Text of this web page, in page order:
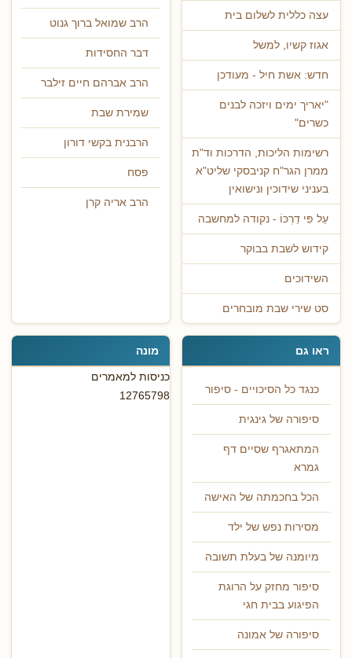
עצה כללית לשלום בית
אגוז קשיו, למשל
חדש: אשת חיל - מעודכן
"יאריך ימים ויזכה לבנים
כשרים"
רשימות הליכות, הדרכות וד"ת
ממרן הגר"ח קניבסקי שליט"א
בעניני שידוכין ונישואין
עַל פִּי דַרְכּוֹ - נקודה למחשבה
קידוש לשבת בבוקר
השידוכים
סט שירי שבת מובחרים
הרב שמואל ברוך גנוט
דבר החסידות
הרב אברהם חיים זילבר
שמירת שבת
הרבנית בקשי דורון
פסח
הרב אריה קרן
ראו גם
כנגד כל הסיכויים - סיפור
סיפורה של גינגית
המתאגרף שסיים דף
גמרא
הכל בחכמתה של האישה
מסירות נפש של ילד
מיומנה של בעלת תשובה
סיפור מחזק על הרוגת
הפיגוע בבית חגי
סיפורה של אמונה
מונה
כניסות למאמרים
12765798